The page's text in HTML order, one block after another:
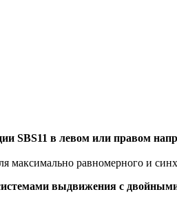
SBS11 в левом или правом
максимально равномерного и
выдвижения с